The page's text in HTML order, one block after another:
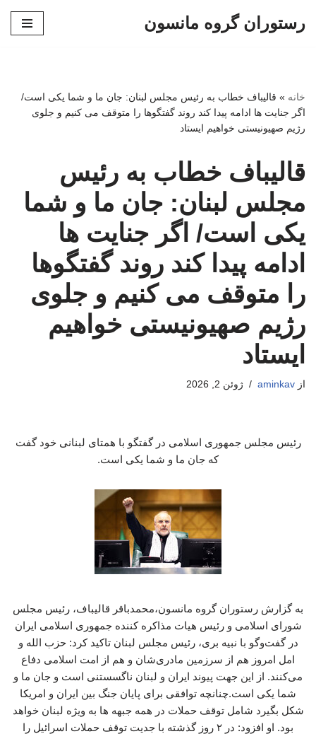
رستوران گروه مانسون
خانه » قالیباف خطاب به رئیس مجلس لبنان: جان ما و شما یکی است/
اگر جنایت ها ادامه پیدا کند روند گفتگوها را متوقف می کنیم و جلوی
رژیم صهیونیستی خواهیم ایستاد
قالیباف خطاب به رئیس
مجلس لبنان: جان ما و شما
یکی است/ اگر جنایت ها
ادامه پیدا کند روند گفتگوها
را متوقف می کنیم و جلوی
رژیم صهیونیستی خواهیم
ایستاد
از aminkav ژوئن 2, 2026
رئیس مجلس جمهوری اسلامی در گفتگو با همتای لبنانی خود گفت
که جان ما و شما یکی است.
به گزارش رستوران گروه مانسون،محمدباقر قالیباف، رئیس مجلس
شورای اسلامی و رئیس هیات مذاکره کننده جمهوری اسلامی ایران
در گفت‌وگو با نبیه بری، رئیس مجلس لبنان تاکید کرد: حزب الله و
امل امروز هم از سرزمین مادری‌شان و هم از امت اسلامی دفاع
می‌کنند. از این جهت پیوند ایران و لبنان ناگسستنی است و جان ما و
شما یکی است.چنانچه توافقی برای پایان جنگ بین ایران و امریکا
شکل بگیرد شامل توقف حملات در همه جبهه ها به ویژه لبنان خواهد
بود. او افزود: در ۲ روز گذشته با جدیت توقف حملات اسرائیل را